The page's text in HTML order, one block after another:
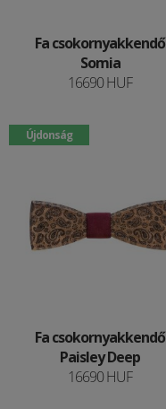
Fa csokornyakkendő
Somia
16690 HUF
Újdonság
Fa csokornyakkendő
Paisley Deep
16690 HUF